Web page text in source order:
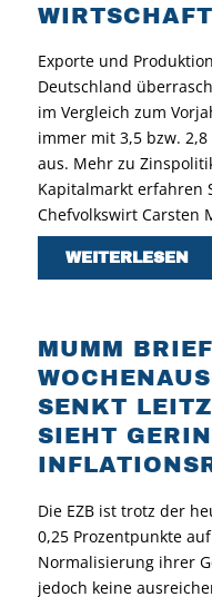
Exporte und
Deutschland
im Vergleich zum
immer mit 3,5 bzw.
aus. Mehr zu
Kapitalmarkt erfahren
Chefvolkswirt Carsten
WEITERLESEN
MUMM
SENKT
SIEHT
Die EZB ist trotz der
0,25 Prozentpunkte
Normalisierung ihrer
jedoch keine